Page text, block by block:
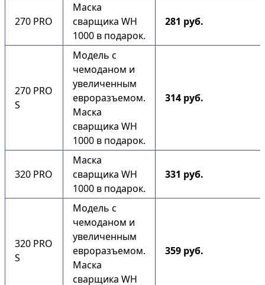
270 PRO
Маска
сварщика WH
1000 в подарок.
281 руб.
270 PRO
S
Модель с
чемоданом и
увеличенным
евроразъемом.
Маска
сварщика WH
1000 в подарок.
314 руб.
320 PRO
Маска
сварщика WH
1000 в подарок.
331 руб.
320 PRO
S
Модель с
чемоданом и
увеличенным
евроразъемом.
Маска
сварщика WH
359 руб.